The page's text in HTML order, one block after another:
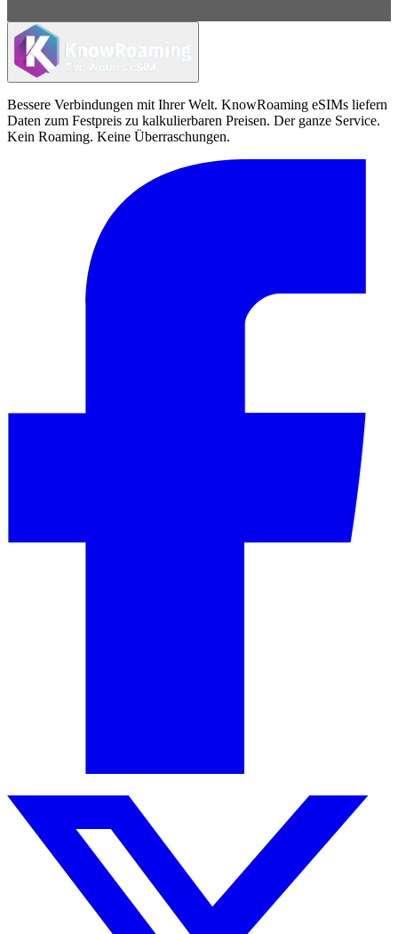
Bessere Verbindungen mit Ihrer Welt. KnowRoaming eSIMs liefern
Daten zum Festpreis zu kalkulierbaren Preisen. Der ganze Service.
Kein Roaming. Keine Überraschungen.